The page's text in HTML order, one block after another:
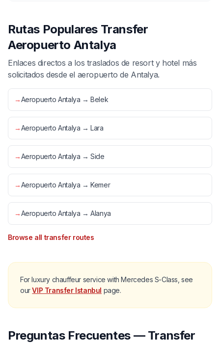
Rutas Populares Transfer
Aeropuerto Antalya
Enlaces directos a los traslados de resort y hotel más
solicitados desde el aeropuerto de Antalya.
→Aeropuerto Antalya → Belek
→Aeropuerto Antalya → Lara
→Aeropuerto Antalya → Side
→Aeropuerto Antalya → Kemer
→Aeropuerto Antalya → Alanya
Browse all transfer routes
For luxury chauffeur service with Mercedes S-Class, see
ourVIP Transfer Istanbul page.
Preguntas Frecuentes — Transfer